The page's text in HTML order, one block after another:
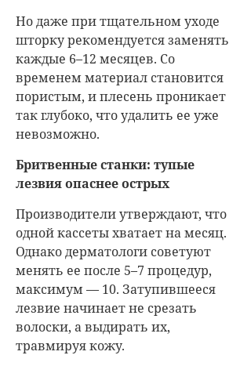
Но даже при тщательном уходе
шторку рекомендуется заменять
каждые 6–12 месяцев. Со
временем материал становится
пористым, и плесень проникает
так глубоко, что удалить ее уже
невозможно.
Бритвенные станки: тупые
лезвия опаснее острых
Производители утверждают, что
одной кассеты хватает на месяц.
Однако дерматологи советуют
менять ее после 5–7 процедур,
максимум — 10. Затупившееся
лезвие начинает не срезать
волоски, а выдирать их,
травмируя кожу.